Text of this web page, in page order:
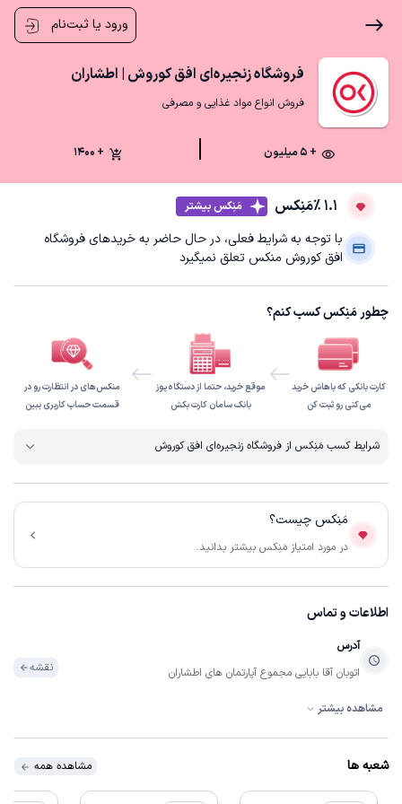
ورود یا ثبت‌نام
فروشگاه زنجیره‌ای افق کوروش | اطشاران
فروش انواع مواد غذایی و مصرفی
+ ۵ میلیون + 1400
1.1 ٪ مَنِکس مَنِکس بیشتر
با توجه به شرایط فعلی، در حال حاضر به خریدهای فروشگاه
افق کوروش منکس تعلق نمیگیرد
چطور مَنِکس کسب کنم؟
کارت بانکی که باهاش خرید
می‌کنی رو ثبت کن
موقع خرید، حتما از دستگاه پوز
بانک سامان کارت بکش
منکس‌های در انتظارت رو در
قسمت حساب کاربری ببین
شرایط کسب مَنِکس از فروشگاه زنجیره‌ای افق کوروش
مَنِکس چیست؟
در مورد امتیاز مَنِکس بیشتر بدانید.
اطلاعات و تماس
آدرس
اتوبان آقا بابایی مجموع آپارتمان های اطشاران
نقشه
تلفن
03135276100
تماس
ساعات فعالیت
همه روزه
07:00:00 تا 22:30:00
مشاهده بیشتر
شعبه ها مشاهده همه